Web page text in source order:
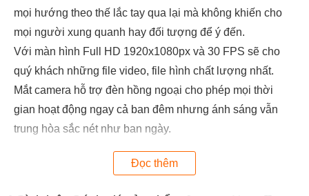
mọi hướng theo thế lắc tay qua lại mà không khiến cho
mọi người xung quanh hay đối tượng để ý đến.
Với màn hình Full HD 1920x1080px và 30 FPS sẽ cho
quý khách những file video, file hình chất lượng nhất.
Mắt camera hỗ trợ đèn hồng ngoại cho phép mọi thời
gian hoạt động ngay cả ban đêm nhưng ánh sáng vẫn
trung hòa sắc nét như ban ngày.
hảo nhất cho các nhà báo, thám tử, điệp viên… khi điều
Đọc thêm